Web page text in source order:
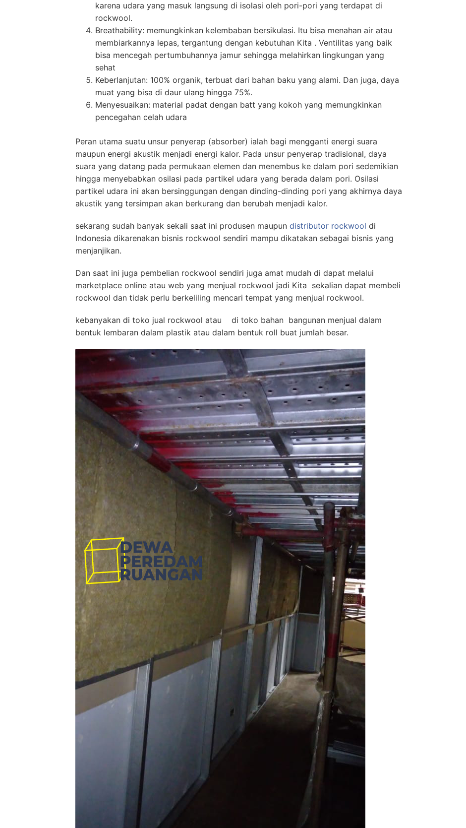
karena udara yang masuk langsung di isolasi oleh pori-pori yang terdapat di
rockwool.
Breathability: memungkinkan kelembaban bersikulasi. Itu bisa menahan air atau
membiarkannya lepas, tergantung dengan kebutuhan Kita . Ventilitas yang baik
bisa mencegah pertumbuhannya jamur sehingga melahirkan lingkungan yang
sehat
Keberlanjutan: 100% organik, terbuat dari bahan baku yang alami. Dan juga, daya
muat yang bisa di daur ulang hingga 75%.
Menyesuaikan: material padat dengan batt yang kokoh yang memungkinkan
pencegahan celah udara
Peran utama suatu unsur penyerap (absorber) ialah bagi mengganti energi suara
maupun energi akustik menjadi energi kalor. Pada unsur penyerap tradisional, daya
suara yang datang pada permukaan elemen dan menembus ke dalam pori sedemikian
hingga menyebabkan osilasi pada partikel udara yang berada dalam pori. Osilasi
partikel udara ini akan bersinggungan dengan dinding-dinding pori yang akhirnya daya
akustik yang tersimpan akan berkurang dan berubah menjadi kalor.
sekarang sudah banyak sekali saat ini produsen maupun distributor rockwool di
Indonesia dikarenakan bisnis rockwool sendiri mampu dikatakan sebagai bisnis yang
menjanjikan.
Dan saat ini juga pembelian rockwool sendiri juga amat mudah di dapat melalui
marketplace online atau web yang menjual rockwool jadi Kita sekalian dapat membeli
rockwool dan tidak perlu berkeliling mencari tempat yang menjual rockwool.
kebanyakan di toko jual rockwool atau di toko bahan bangunan menjual dalam
bentuk lembaran dalam plastik atau dalam bentuk roll buat jumlah besar.